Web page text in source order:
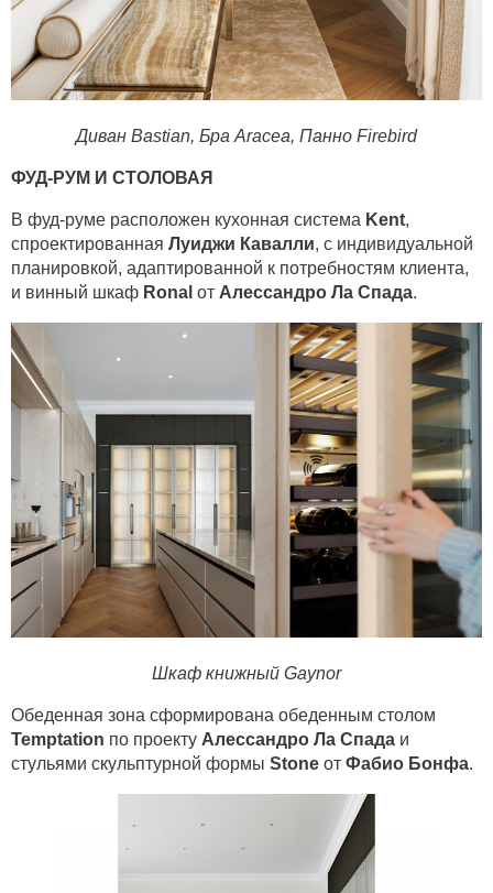
Диван Bastian, Бра Aracea, Панно Firebird
ФУД-РУМ И СТОЛОВАЯ
В фуд-руме расположен кухонная система Kent,
спроектированная Луиджи Кавалли, с индивидуальной
планировкой, адаптированной к потребностям клиента,
и винный шкаф Ronal от Алессандро Ла Спада.
Шкаф книжный Gaynor
Обеденная зона сформирована обеденным столом
Temptation по проекту Алессандро Ла Спада и
стульями скульптурной формы Stone от Фабио Бонфа.